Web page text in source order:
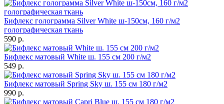
Бифлекс голограмма Silver White ш-150см, 160 г/м2
голографическая ткань
590 р.
Бифлекс матовый White ш. 155 см 200 г/м2
549 р.
Бифлекс матовый Spring Sky ш. 155 см 180 г/м2
990 р.